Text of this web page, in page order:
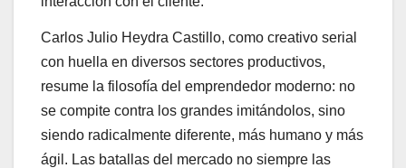
Carlos Julio Heydra Castillo, como creativo serial
con huella en diversos sectores productivos,
resume la filosofía del emprendedor moderno: no
se compite contra los grandes imitándolos, sino
siendo radicalmente diferente, más humano y más
ágil. Las batallas del mercado no siempre las